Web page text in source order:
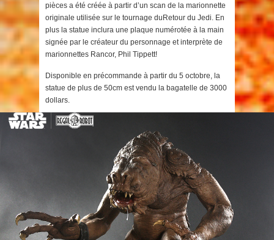
pièces a été créée à partir d’un scan de la marionnette
originale utilisée sur le tournage duRetour du Jedi. En
plus la statue inclura une plaque numérotée à la main
signée par le créateur du personnage et interprète de
marionnettes Rancor, Phil Tippett!
Disponible en précommande à partir du 5 octobre, la
statue de plus de 50cm est vendu la bagatelle de 3000
dollars.